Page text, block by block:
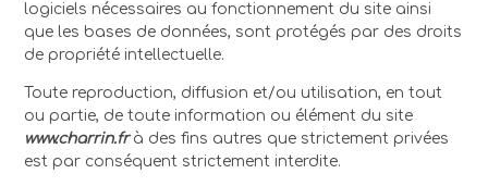
logiciels nécessaires au fonctionnement du site ainsi
que les bases de données, sont protégés par des droits
de propriété intellectuelle.
Toute reproduction, diffusion et/ou utilisation, en tout
ou partie, de toute information ou élément du site
www.charrin.frà des fins autres que strictement privées
est par conséquent strictement interdite.